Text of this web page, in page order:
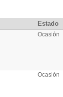
Estado
Ocasión
Ocasión